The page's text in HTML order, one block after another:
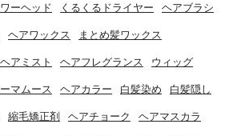
ーヘッド くるくるドライヤー ヘアブラシ
ヘアワックス まとめ髪ワックス
ヘアミスト ヘアフレグランス ウィッグ
マムース ヘアカラー 白髪染め 白髪隠し
縮毛矯正剤 ヘアチョーク ヘアマスカラ